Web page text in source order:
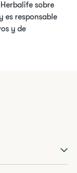
sobre
es responsable
y de